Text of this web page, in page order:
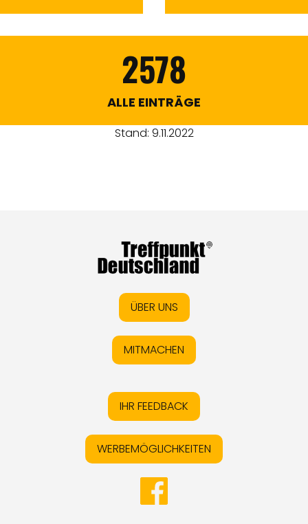
2578
ALLE EINTRÄGE
Stand: 9.11.2022
ÜBER UNS
MITMACHEN
IHR FEEDBACK
WERBEMÖGLICHKEITEN